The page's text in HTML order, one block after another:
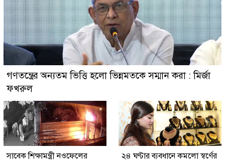
গণতন্ত্রের অন্যতম ভিত্তি হলো ভিন্নমতকে সম্মান করা : মির্জা
ফখরুল
সাবেক শিক্ষামন্ত্রী নওফেলের
২৪ ঘণ্টার ব্যবধানে কমলো স্বর্ণের